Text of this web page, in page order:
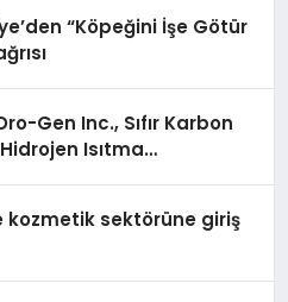
“Köpeğini İşe Götür
Gen Inc., Sıfır Karbon
Isıtma
kozmetik sektörüne giriş